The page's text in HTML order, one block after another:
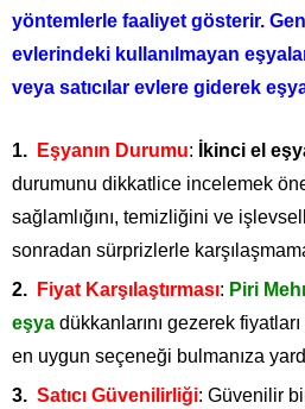
yöntemlerle faaliyet gösterir.
evlerindeki kullanılmayan
veya satıcılar evlere giderek
Eşyanın Durumu: İkinci el
durumunu dikkatlice incelemek
sağlamlığını, temizliğini ve
sonradan sürprizlerle
Fiyat Karşılaştırması: Piri
eşya dükkanlarını gezerek
en uygun seçeneği bulmanıza
Satıcı Güvenilirliği: Güvenilir